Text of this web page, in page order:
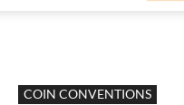
COIN CONVENTIONS